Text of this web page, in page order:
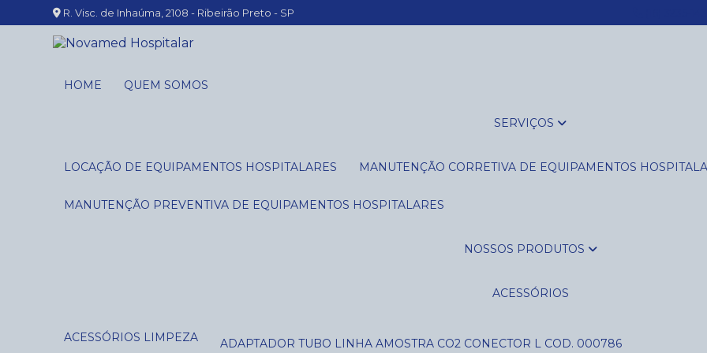
R. Visc. de Inhaúma, 2108 - Ribeirão Preto - SP
HOME QUEM SOMOS
SERVIÇOS
LOCAÇÃO DE EQUIPAMENTOS HOSPITALARES MANUTENÇÃO CORRETIVA DE EQUIPAMENTOS
MANUTENÇÃO PREVENTIVA DE EQUIPAMENTOS HOSPITALARES
NOSSOS PRODUTOS
ACESSÓRIOS
ACESSÓRIOS LIMPEZA ADAPTADOR TUBO LINHA AMOSTRA CO2 CONECTOR L COD. 000786